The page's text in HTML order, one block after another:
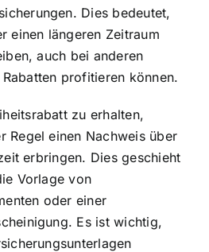
Dies bedeutet,
einen längeren Zeitraum
auch bei anderen
profitieren können.
zu erhalten,
Regel einen Nachweis über
erbringen. Dies geschieht
Vorlage von
oder einer
Es ist wichtig,